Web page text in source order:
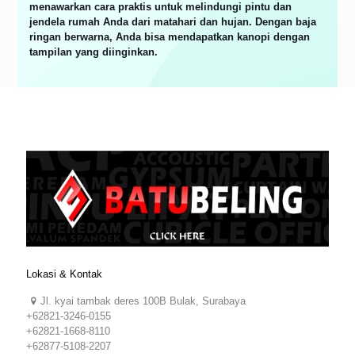
menawarkan cara praktis untuk melindungi pintu dan
jendela rumah Anda dari matahari dan hujan. Dengan baja
ringan berwarna, Anda bisa mendapatkan kanopi dengan
tampilan yang diinginkan.
Lokasi & Kontak
Jl. kyai tambak deres 100B Bulak, Surabaya
+62821-3246-0155
+62821-1668-8110
+62877-5108-2207